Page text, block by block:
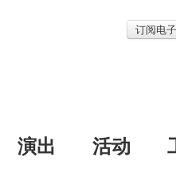
订阅电
演出 活动